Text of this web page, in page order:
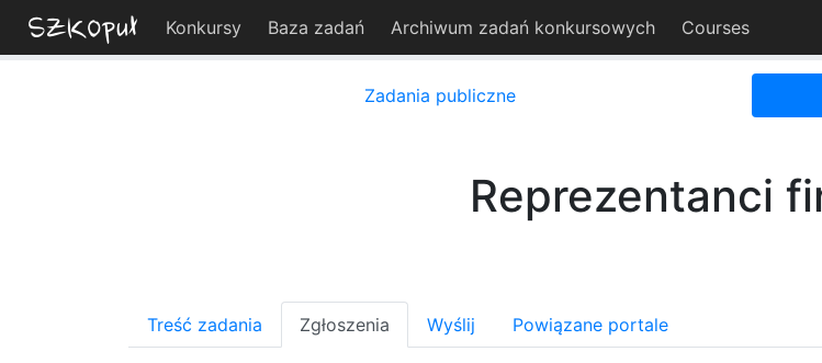
Konkursy Baza zadań Archiwum zadań konkursowych Courses
Zadania publiczne
Reprezentanci
Treść zadania Zgłoszenia Wyślij Powiązane portale